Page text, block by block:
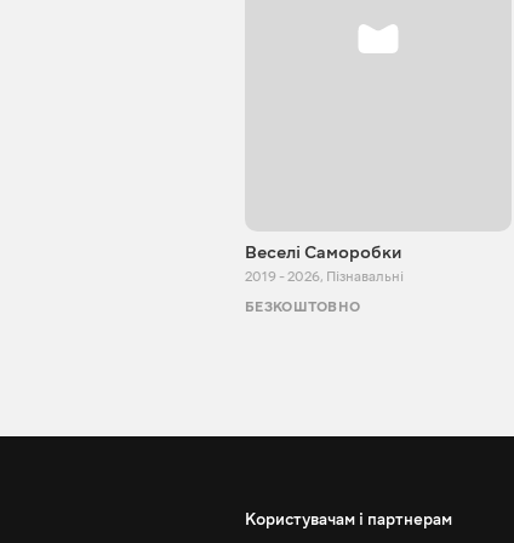
Веселі Саморобки
2019 - 2026, Пізнавальні
БЕЗКОШТОВНО
Користувачам і партнерам